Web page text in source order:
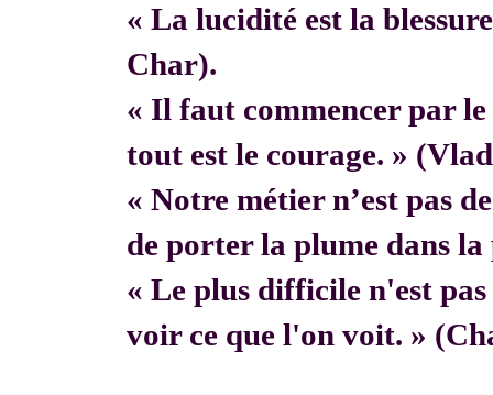
« La lucidité est la
Char).
« Il faut commencer par le
tout est le courage. »
« Notre métier n’est pas
de porter la plume dans
« Le plus difficile n'est
voir ce que l'on voit. »